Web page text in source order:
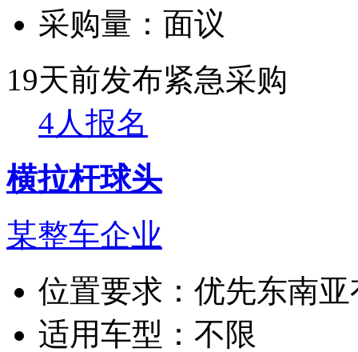
采购量： 面议
19天前发布紧急采购
4人报名
横拉杆球头
某整车企业
位置要求： 优先东南亚
适用车型： 不限